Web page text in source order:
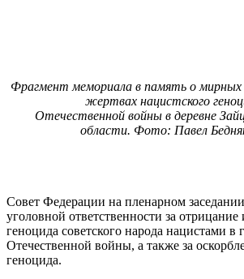
Фрагмент мемориала в память о
жертвах нацистского
Отечественной войны в деревне
области. Фото: Павел
Совет Федерации на пленарном
уголовной ответственности за
геноцида советского народа нацистами в
Отечественной войны, а также за
геноцида.